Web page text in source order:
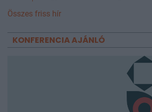
Összes friss hír
KONFERENCIA AJÁNLÓ